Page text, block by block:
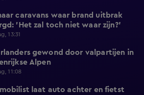
caravans waar brand uitbrak
'Het zal toch niet waar zijn?'
13:31
gewond door valpartijen in
Alpen
11:08
laat auto achter en fietst